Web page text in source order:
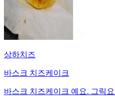
상하치즈
바스크 치즈케이크
바스크 치즈케이크 예요. 그릭